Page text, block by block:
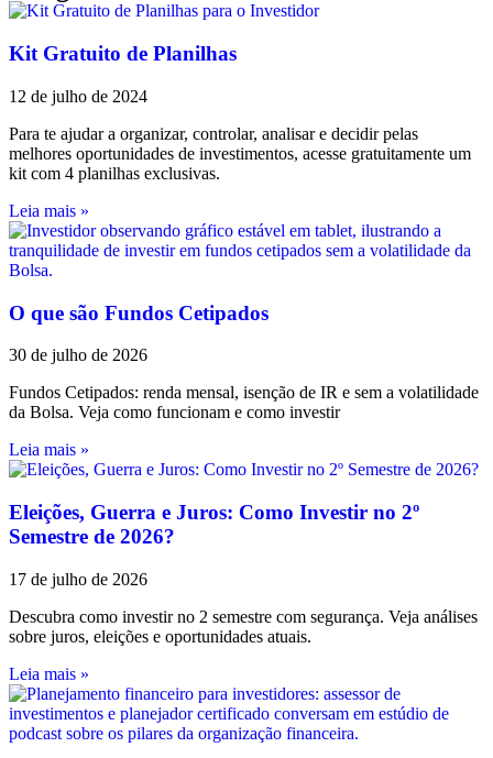
Kit Gratuito de Planilhas
12 de julho de 2024
Para te ajudar a organizar, controlar, analisar e decidir pelas
melhores oportunidades de investimentos, acesse gratuitamente um
kit com 4 planilhas exclusivas.
Leia mais »
O que são Fundos Cetipados
30 de julho de 2026
Fundos Cetipados: renda mensal, isenção de IR e sem a volatilidade
da Bolsa. Veja como funcionam e como investir
Leia mais »
Eleições, Guerra e Juros: Como Investir no 2º
Semestre de 2026?
17 de julho de 2026
Descubra como investir no 2 semestre com segurança. Veja análises
sobre juros, eleições e oportunidades atuais.
Leia mais »